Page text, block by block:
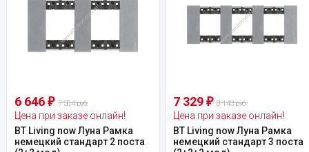
6 646 ₽ 7 384 руб.
Цена при заказе онлайн!
BT Living now Луна Рамка
немецкий стандарт 2 поста
7 329₽ 8 143 руб.
Цена при заказе онлайн!
BT Living now Луна Рамка
немецкий стандарт 3 поста